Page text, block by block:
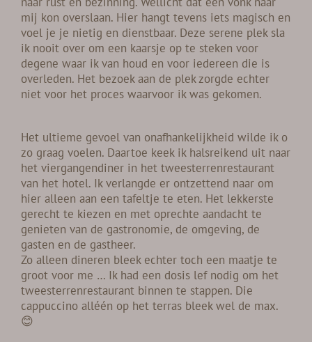
mij kon overslaan. Hier hangt tevens iets magisch en
voel je je nietig en dienstbaar. Deze serene plek sla
ik nooit over om een kaarsje op te steken voor
degene waar ik van houd en voor iedereen die is
overleden. Het bezoek aan de plek zorgde echter
niet voor het proces waarvoor ik was gekomen.
Het ultieme gevoel van onafhankelijkheid wilde ik o
zo graag voelen. Daartoe keek ik halsreikend uit naar
het viergangendiner in het tweesterrenrestaurant
van het hotel. Ik verlangde er ontzettend naar om
hier alleen aan een tafeltje te eten. Het lekkerste
gerecht te kiezen en met oprechte aandacht te
genieten van de gastronomie, de omgeving, de
gasten en de gastheer.
Zo alleen dineren bleek echter toch een maatje te
groot voor me … Ik had een dosis lef nodig om het
tweesterrenrestaurant binnen te stappen. Die
cappuccino alléén op het terras bleek wel de max.
😊